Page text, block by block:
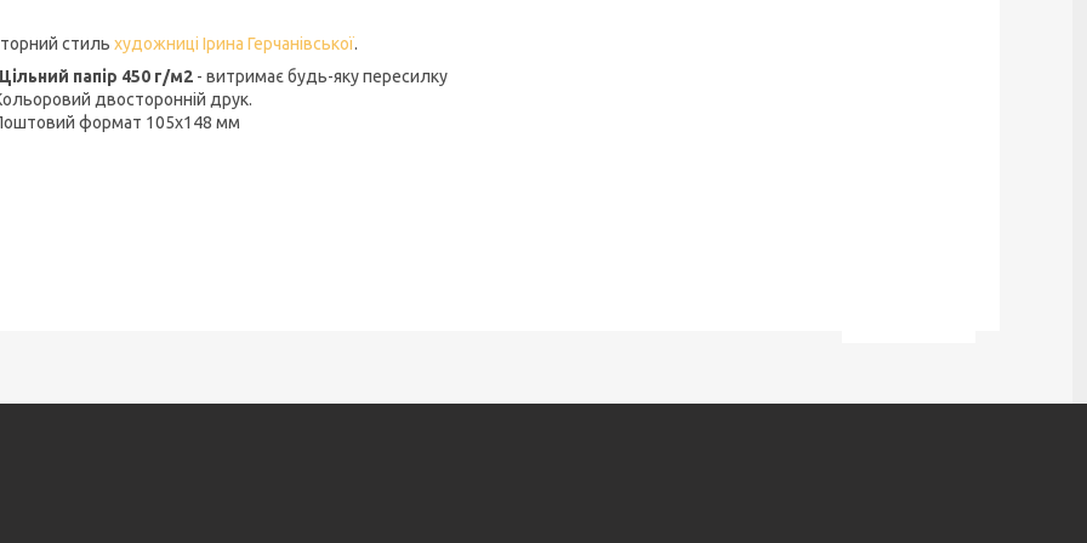
стиль художниці Ірина Герчанівської.
папір 450 г/м2 - витримає будь-яку пересилку
двосторонній друк.
формат 105х148 мм